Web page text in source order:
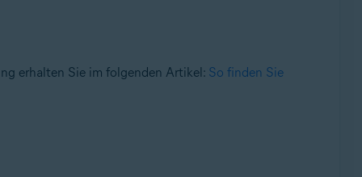
erhalten Sie im folgenden Artikel: So finden Sie